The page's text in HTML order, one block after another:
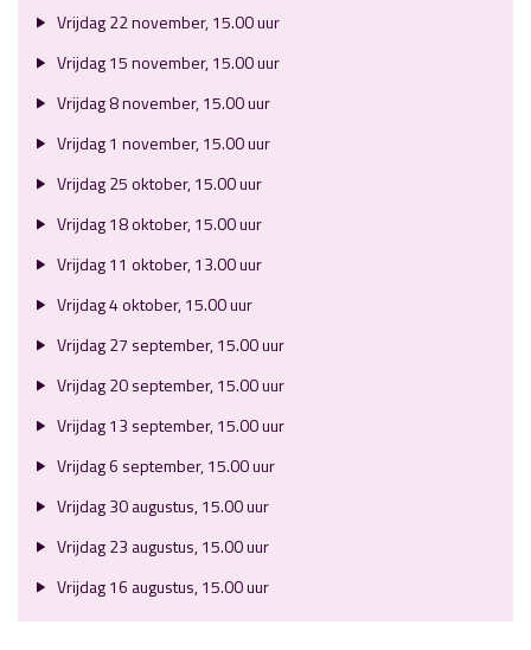
Vrijdag 22 november, 15.00 uur
Vrijdag 15 november, 15.00 uur
Vrijdag 8 november, 15.00 uur
Vrijdag 1 november, 15.00 uur
Vrijdag 25 oktober, 15.00 uur
Vrijdag 18 oktober, 15.00 uur
Vrijdag 11 oktober, 13.00 uur
Vrijdag 4 oktober, 15.00 uur
Vrijdag 27 september, 15.00 uur
Vrijdag 20 september, 15.00 uur
Vrijdag 13 september, 15.00 uur
Vrijdag 6 september, 15.00 uur
Vrijdag 30 augustus, 15.00 uur
Vrijdag 23 augustus, 15.00 uur
Vrijdag 16 augustus, 15.00 uur